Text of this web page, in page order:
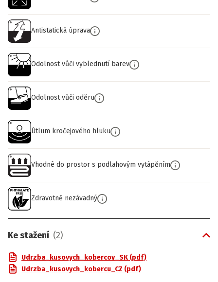
Antistatická úprava
Odolnost vůči vyblednutí barev
Odolnost vůči oděru
Útlum kročejového hluku
Vhodné do prostor s podlahovým vytápěním
Zdravotně nezávadný
Ke stažení (2)
Udrzba_kusovych_kobercov_SK (pdf)
Udrzba_kusovych_kobercu_CZ (pdf)